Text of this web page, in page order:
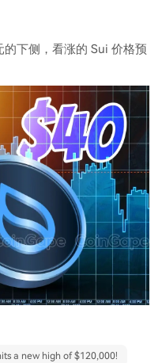
下侧，看涨的 Sui 价格预
a new high of $120,000!